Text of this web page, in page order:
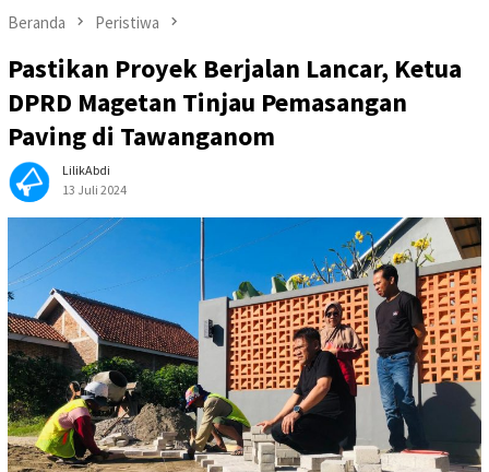
Beranda Peristiwa
Pastikan Proyek Berjalan Lancar, Ketua
DPRD Magetan Tinjau Pemasangan
Paving di Tawanganom
LilikAbdi
13 Juli 2024